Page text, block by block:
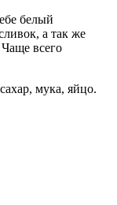
белый
а так же
всего
мука, яйцо.